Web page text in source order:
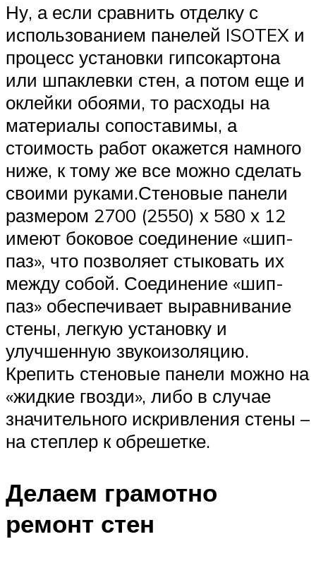
Ну, а если сравнить отделку с
использованием панелей ISOTEX и
процесс установки гипсокартона
или шпаклевки стен, а потом еще и
оклейки обоями, то расходы на
материалы сопоставимы, а
стоимость работ окажется намного
ниже, к тому же все можно сделать
своими руками.Стеновые панели
размером 2700 (2550) х 580 х 12
имеют боковое соединение «шип-
паз», что позволяет стыковать их
между собой. Соединение «шип-
паз» обеспечивает выравнивание
стены, легкую установку и
улучшенную звукоизоляцию.
Крепить стеновые панели можно на
«жидкие гвозди», либо в случае
значительного искривления стены –
на степлер к обрешетке.
Делаем грамотно
ремонт стен